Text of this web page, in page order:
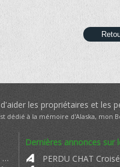
les propriétaires et les
dédié à la mémoire d'Alaska, mon
Oullal => Bonjour Monsieur Madame je me présente à vous. Je suis Madame Oull
Dernières annonces sur